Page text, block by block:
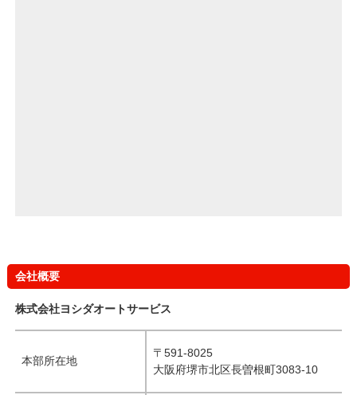
会社概要
株式会社ヨシダオートサービス
本部所在地
〒591-8025
大阪府堺市北区長曽根町3083-10